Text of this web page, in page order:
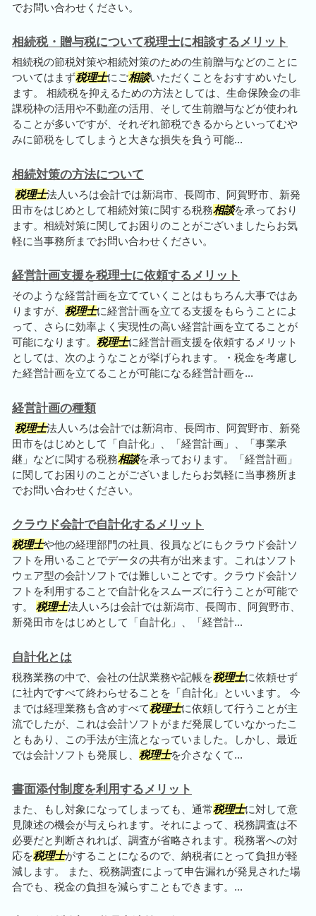
でお問い合わせください。
相続税・贈与税について税理士に相談するメリット
相続税の節税対策や相続対策のための生前贈与などのことに
ついてはまず税理士にご相談いただくことをおすすめいたし
ます。 相続税を抑えるための方法としては、生命保険金の非
課税枠の活用や不動産の活用、そして生前贈与などが使われ
ることが多いですが、それぞれ節税できるからといってむや
みに節税をしてしまうと大きな損失を負う可能...
相続対策の方法について
税理士法人いろは会計では新潟市、長岡市、阿賀野市、新発
田市をはじめとして相続対策に関する税務相談を承っており
ます。相続対策に関してお困りのことがございましたらお気
軽に当事務所までお問い合わせください。
経営計画支援を税理士に依頼するメリット
そのような経営計画を立てていくことはもちろん大事ではあ
りますが、 税理士に経営計画を立てる支援をもらうことによ
って、さらに効率よく実現性の高い経営計画を立てることが
可能になります。 税理士に経営計画支援を依頼するメリット
としては、次のようなことが挙げられます。・税金を考慮し
た経営計画を立てることが可能になる経営計画を...
経営計画の種類
税理士法人いろは会計では新潟市、長岡市、阿賀野市、新発
田市をはじめとして「自計化」、「経営計画」、「事業承
継」などに関する税務相談を承っております。「経営計画」
に関してお困りのことがございましたらお気軽に当事務所ま
でお問い合わせください。
クラウド会計で自計化するメリット
税理士や他の経理部門の社員、役員などにもクラウド会計ソ
フトを用いることでデータの共有が出来ます。これはソフト
ウェア型の会計ソフトでは難しいことです。クラウド会計ソ
フトを利用することで自計化をスムーズに行うことが可能で
す。 税理士法人いろは会計では新潟市、長岡市、阿賀野市、
新発田市をはじめとして「自計化」、「経営計...
自計化とは
税務業務の中で、会社の仕訳業務や記帳を税理士に依頼せず
に社内ですべて終わらせることを「自計化」といいます。 今
までは経理業務も含めすべて税理士に依頼して行うことが主
流でしたが、これは会計ソフトがまだ発展していなかったこ
ともあり、この手法が主流となっていました。しかし、最近
では会計ソフトも発展し、 税理士を介さなくて...
書面添付制度を利用するメリット
また、もし対象になってしまっても、通常税理士に対して意
見陳述の機会が与えられます。それによって、税務調査は不
必要だと判断されれば、調査が省略されます。税務署への対
応を税理士がすることになるので、納税者にとって負担が軽
減します。 また、税務調査によって申告漏れが発見された場
合でも、税金の負担を減らすこともできます。...